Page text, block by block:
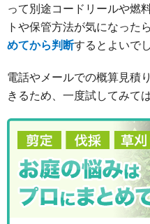
って別途コードリールや燃
トや保管方法が気になったら
めてから判断するとよいで
電話やメールでの概算見積
きるため、一度試してみて